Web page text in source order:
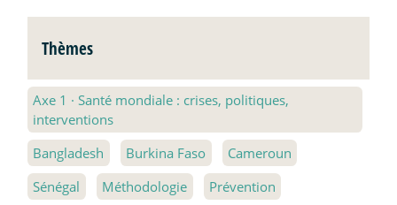
Thèmes
Axe 1 · Santé mondiale : crises, politiques,
interventions
Bangladesh
Burkina Faso
Cameroun
Sénégal
Méthodologie
Prévention